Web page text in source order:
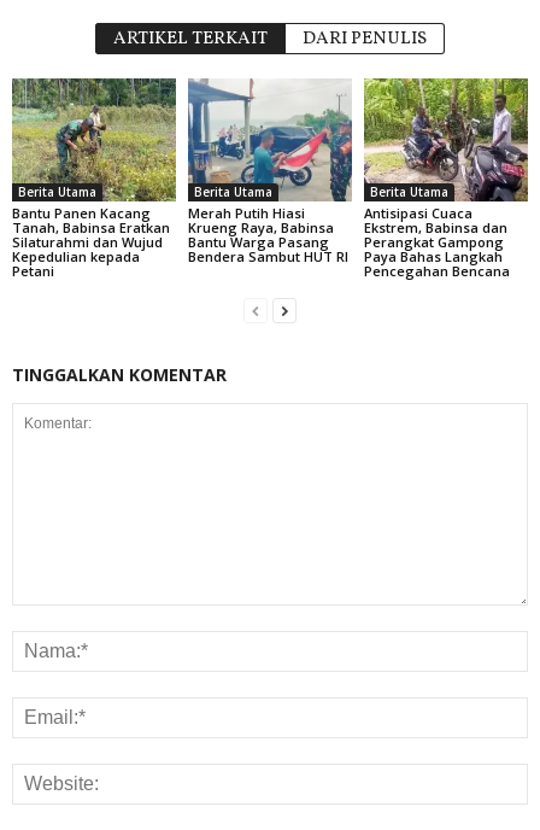
ARTIKEL TERKAIT DARI PENULIS
Berita Utama
Bantu Panen Kacang
Tanah, Babinsa Eratkan
Silaturahmi dan Wujud
Kepedulian kepada
Petani
Berita Utama
Merah Putih Hiasi
Krueng Raya, Babinsa
Bantu Warga Pasang
Bendera Sambut HUT RI
Berita Utama
Antisipasi Cuaca
Ekstrem, Babinsa dan
Perangkat Gampong
Paya Bahas Langkah
Pencegahan Bencana
TINGGALKAN KOMENTAR